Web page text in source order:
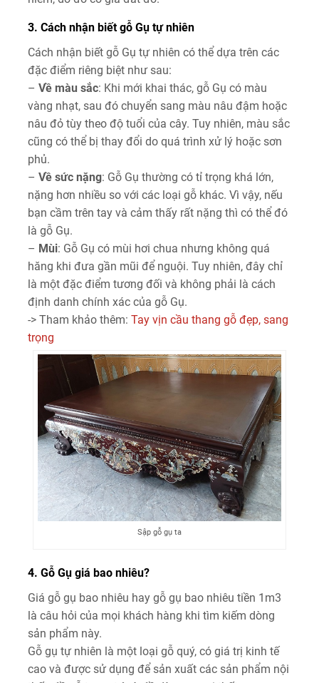
3. Cách nhận biết gỗ Gụ tự nhiên
Cách nhận biết gỗ Gụ tự nhiên có thể dựa trên các
đặc điểm riêng biệt như sau:
– Về màu sắc: Khi mới khai thác, gỗ Gụ có màu
vàng nhạt, sau đó chuyển sang màu nâu đậm hoặc
nâu đỏ tùy theo độ tuổi của cây. Tuy nhiên, màu sắc
cũng có thể bị thay đổi do quá trình xử lý hoặc sơn
phủ.
– Về sức nặng: Gỗ Gụ thường có tỉ trọng khá lớn,
nặng hơn nhiều so với các loại gỗ khác. Vì vậy, nếu
bạn cầm trên tay và cảm thấy rất nặng thì có thể đó
là gỗ Gụ.
– Mùi: Gỗ Gụ có mùi hơi chua nhưng không quá
hăng khi đưa gần mũi để nguội. Tuy nhiên, đây chỉ
là một đặc điểm tương đối và không phải là cách
định danh chính xác của gỗ Gụ.
-> Tham khảo thêm: Tay vịn cầu thang gỗ đẹp, sang
trọng
Sập gỗ gụ ta
4. Gỗ Gụ giá bao nhiêu?
Giá gỗ gụ bao nhiêu hay gỗ gụ bao nhiêu tiền 1m3
là câu hỏi của mọi khách hàng khi tìm kiếm dòng
sản phẩm này.
Gỗ gụ tự nhiên là một loại gỗ quý, có giá trị kinh tế
cao và được sử dụng để sản xuất các sản phẩm nội